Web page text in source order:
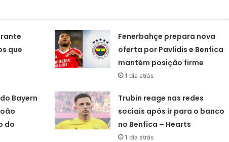
que
Fenerbahçe prepara nova
oferta por Pavlidis e Benfica
mantém posição firme
1 dia atrás
Bayern
do
Trubin reage nas redes
sociais após ir para o banco
no Benfica – Hearts
1 dia atrás